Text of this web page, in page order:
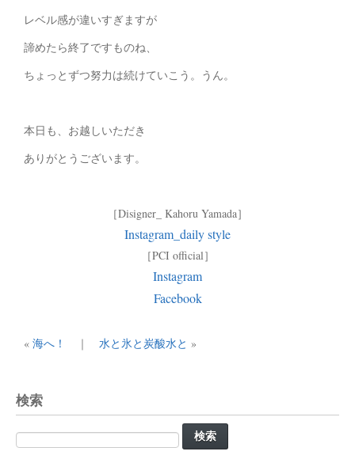
レベル感が違いすぎますが
諦めたら終了ですものね、
ちょっとずつ努力は続けていこう。うん。
本日も、お越しいただき
ありがとうございます。
［Disigner_ Kahoru Yamada］
Instagram_daily style
［PCI official］
Instagram
Facebook
« 海へ！ ｜ 水と氷と炭酸水と »
検索
検
索: